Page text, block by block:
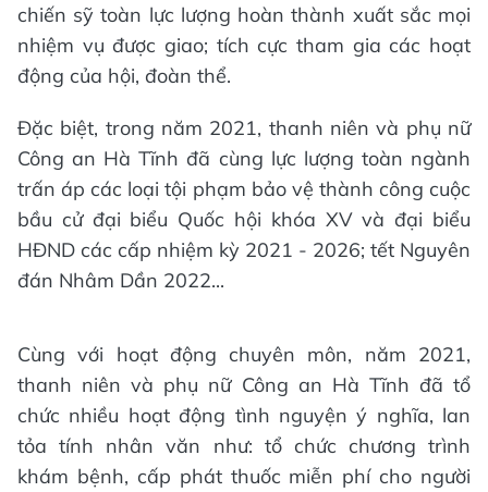
chiến sỹ toàn lực lượng hoàn thành xuất sắc mọi
nhiệm vụ được giao; tích cực tham gia các hoạt
động của hội, đoàn thể.
Đặc biệt, trong năm 2021, thanh niên và phụ nữ
Công an Hà Tĩnh đã cùng lực lượng toàn ngành
trấn áp các loại tội phạm bảo vệ thành công cuộc
bầu cử đại biểu Quốc hội khóa XV và đại biểu
HĐND các cấp nhiệm kỳ 2021 - 2026; tết Nguyên
đán Nhâm Dần 2022...
Cùng với hoạt động chuyên môn, năm 2021,
thanh niên và phụ nữ Công an Hà Tĩnh đã tổ
chức nhiều hoạt động tình nguyện ý nghĩa, lan
tỏa tính nhân văn như: tổ chức chương trình
khám bệnh, cấp phát thuốc miễn phí cho người